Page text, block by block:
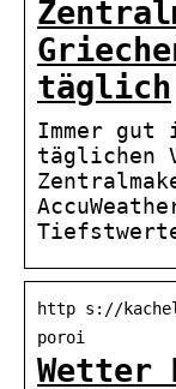
täglich
Immer
täglichen
http s://
poroi
Wetter